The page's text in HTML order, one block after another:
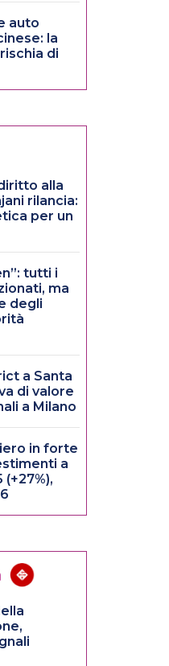
auto
la
di
alla
rilancia:
per un
tutti i
ma
degli
a Santa
di valore
a Milano
in forte
a